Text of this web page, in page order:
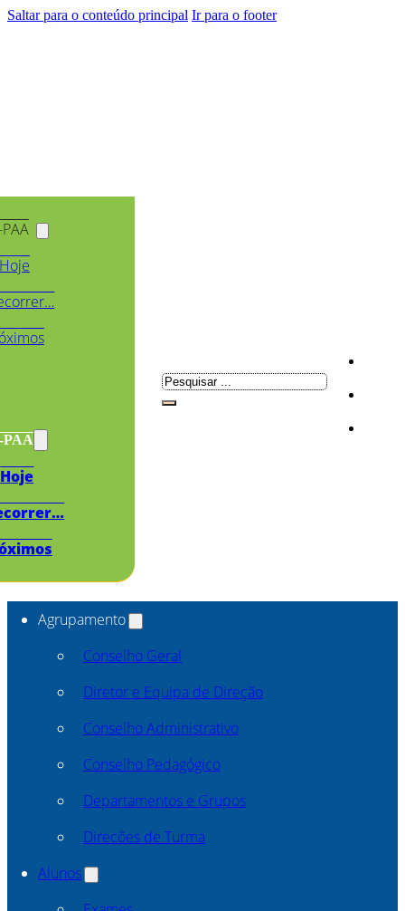
Saltar para o conteúdo principal Ir para o footer
PAA
Hoje
Pesquisar
Agrupamento
Conselho Geral
Diretor e Equipa de Direção
Conselho Administrativo
Conselho Pedagógico
Departamentos e Grupos
Direcões de Turma
Alunos